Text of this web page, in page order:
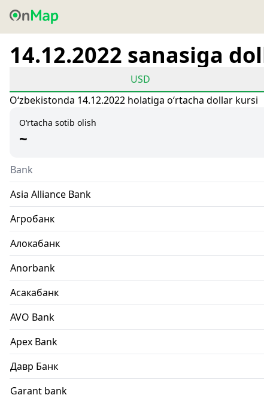
14.12.2022 sanasiga
USD
Oʻzbekistonda 14.12.2022 holatiga oʻrtacha dollar kursi
O‘rtacha sotib olish
~
Bank
Asia Alliance Bank
Агробанк
Алокабанк
Anorbank
Асакабанк
AVO Bank
Apex Bank
Давр Банк
Garant bank